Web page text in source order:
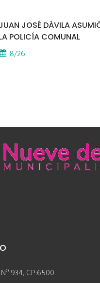
JOSÉ DÁVILA
POLICÍA COMUNAL
8/26
934, CP:6500